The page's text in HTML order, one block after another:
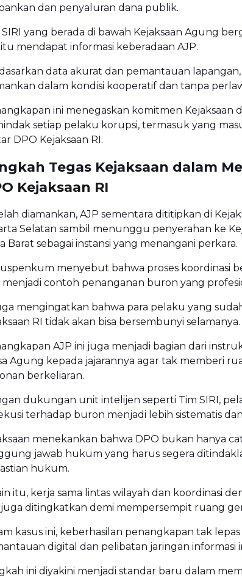
dan penyaluran dana publik.
SIRI yang berada di bawah Kejaksaan Agung
mendapat informasi keberadaan AJP.
data akurat dan pemantauan lapangan,
dalam kondisi kooperatif dan tanpa
ini menegaskan komitmen Kejaksaan
setiap pelaku korupsi, termasuk yang
DPO Kejaksaan RI.
Tegas Kejaksaan dalam
Kejaksaan RI
diamankan, AJP sementara dititipkan di
Selatan sambil menunggu penyerahan ke
Barat sebagai instansi yang menangani perkara.
menyebut bahwa proses koordinasi
menjadi contoh penanganan buron yang
mengingatkan bahwa para pelaku yang
RI tidak akan bisa bersembunyi selamanya.
AJP ini juga menjadi bagian dari
Agung kepada jajarannya agar tak memberi
berkeliaran.
dukungan unit intelijen seperti Tim SIRI,
terhadap buron menjadi lebih sistematis
menekankan bahwa DPO bukan hanya
jawab hukum yang harus segera
hukum.
itu, kerja sama lintas wilayah dan koordinasi
juga ditingkatkan demi mempersempit ruang
kasus ini, keberhasilan penangkapan tak lepas
digital dan pelibatan jaringan informasi
ini diyakini menjadi standar baru dalam